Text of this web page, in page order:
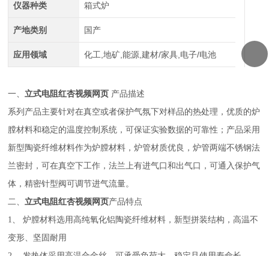
仪器种类 箱式炉
产地类别 国产
应用领域 化工,地矿,能源,建材/家具,电子/电池
一、立式电阻红杏视频网页 产品描述
系列产品主要针对在真空或者保护气氛下对样品的热处理，优质的炉
膛材料和稳定的温度控制系统，可保证实验数据的可靠性；产品采用
新型陶瓷纤维材料作为炉膛材料，炉管材质优良，炉管两端不锈钢法
兰密封，可在真空下工作，法兰上有进气口和出气口，可通入保护气
体，精密针型阀可调节进气流量。
二、立式电阻红杏视频网页产品特点
1、炉膛材料选用 高纯氧化铝 陶瓷纤维材料， 新型拼装结构， 高温不
变形、 坚固耐用